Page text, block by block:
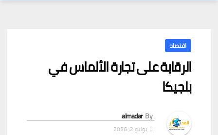
اقتصاد
الرقابة على تجارة الألماس في
بلجيكا
By
almadar
يوليو 2, 2026